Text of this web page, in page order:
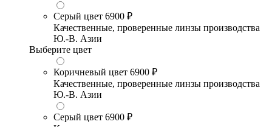
Серый цвет 6900 ₽
Качественные, проверенные линзы производства
Ю.-В. Азии
Выберите цвет
Коричневый цвет 6900 ₽
Качественные, проверенные линзы производства
Ю.-В. Азии
Серый цвет 6900 ₽